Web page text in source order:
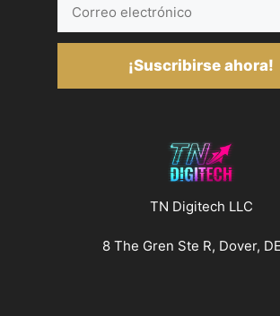
electrónico
¡Suscribirse ahora!
TN Digitech LLC
8 The Gren Ste R, Dover,